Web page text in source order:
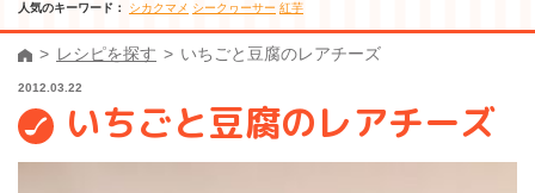
人気のキーワード： シカクマメ シークヮーサー 紅芋
レシピを探す いちごと豆腐のレアチーズ
2012.03.22
いちごと豆腐のレアチーズ